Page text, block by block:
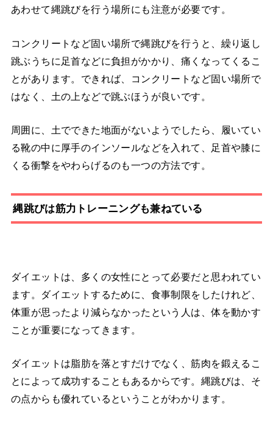
あわせて縄跳びを行う場所にも注意が必要です。
コンクリートなど固い場所で縄跳びを行うと、繰り返し
跳ぶうちに足首などに負担がかかり、痛くなってくるこ
とがあります。できれば、コンクリートなど固い場所で
はなく、土の上などで跳ぶほうが良いです。
周囲に、土でできた地面がないようでしたら、履いてい
る靴の中に厚手のインソールなどを入れて、足首や膝に
くる衝撃をやわらげるのも一つの方法です。
縄跳びは筋力トレーニングも兼ねている
ダイエットは、多くの女性にとって必要だと思われてい
ます。ダイエットするために、食事制限をしたけれど、
体重が思ったより減らなかったという人は、体を動かす
ことが重要になってきます。
ダイエットは脂肪を落とすだけでなく、筋肉を鍛えるこ
とによって成功することもあるからです。縄跳びは、そ
の点からも優れているということがわかります。